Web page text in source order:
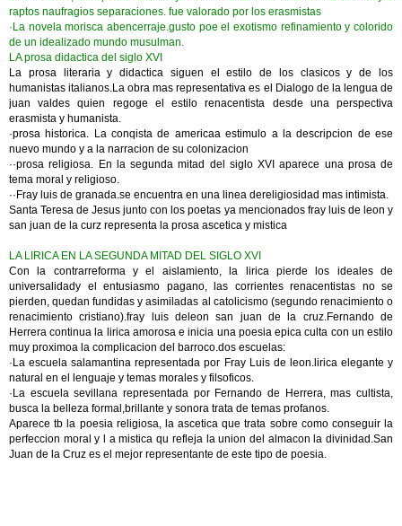
raptos naufragios separaciones. fue valorado por los erasmistas
·La novela morisca abencerraje.gusto poe el exotismo refinamiento y colorido
de un idealizado mundo musulman.
LA prosa didactica del siglo XVI
La prosa literaria y didactica siguen el estilo de los clasicos y de los
humanistas italianos.La obra mas representativa es el Dialogo de la lengua de
juan valdes quien regoge el estilo renacentista desde una perspectiva
erasmista y humanista.
·prosa historica. La conqista de americaa estimulo a la descripcion de ese
nuevo mundo y a la narracion de su colonizacion
··prosa religiosa. En la segunda mitad del siglo XVI aparece una prosa de
tema moral y religioso.
··Fray luis de granada.se encuentra en una linea dereligiosidad mas intimista.
Santa Teresa de Jesus junto con los poetas ya mencionados fray luis de leon y
san juan de la curz representa la prosa ascetica y mistica
LA LIRICA EN LA SEGUNDA MITAD DEL SIGLO XVI
Con la contrarreforma y el aislamiento, la lirica pierde los ideales de
universalidady el entusiasmo pagano, las corrientes renacentistas no se
pierden, quedan fundidas y asimiladas al catolicismo (segundo renacimiento o
renacimiento cristiano).fray luis deleon san juan de la cruz.Fernando de
Herrera continua la lirica amorosa e inicia una poesia epica culta con un estilo
muy proximoa la complicacion del barroco.dos escuelas:
·La escuela salamantina representada por Fray Luis de leon.lirica elegante y
natural en el lenguaje y temas morales y filsoficos.
·La escuela sevillana representada por Fernando de Herrera, mas cultista,
busca la belleza formal,brillante y sonora trata de temas profanos.
Aparece tb la poesia religiosa, la ascetica que trata sobre como conseguir la
perfeccion moral y l a mistica qu refleja la union del almacon la divinidad.San
Juan de la Cruz es el mejor representante de este tipo de poesia.